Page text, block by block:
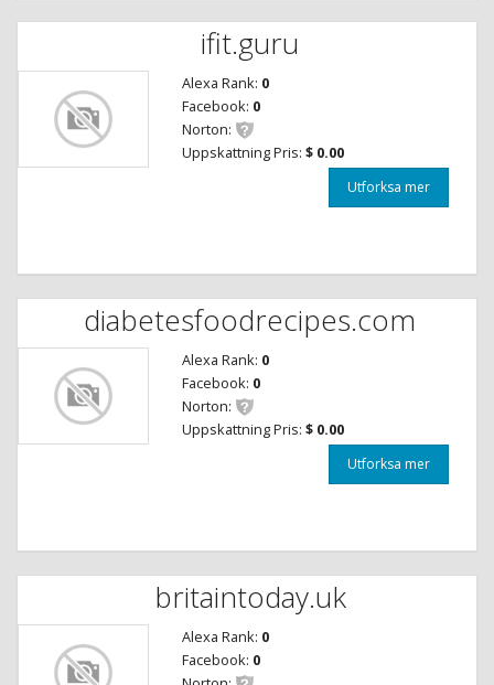
ifit.guru
Alexa Rank: 0
Facebook: 0
Norton:
Uppskattning Pris: $ 0.00
Utforksa mer
diabetesfoodrecipes.com
Alexa Rank: 0
Facebook: 0
Norton:
Uppskattning Pris: $ 0.00
Utforksa mer
britaintoday.uk
Alexa Rank: 0
Facebook: 0